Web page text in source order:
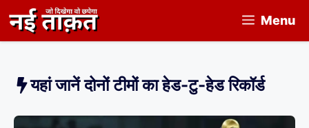
to
content
Menu
यहां जानें दोनों टीमों का हेड-टु-हेड रिकॉर्ड